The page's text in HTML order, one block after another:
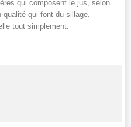
qui composent le jus, selon
qui font du sillage.
tout simplement.